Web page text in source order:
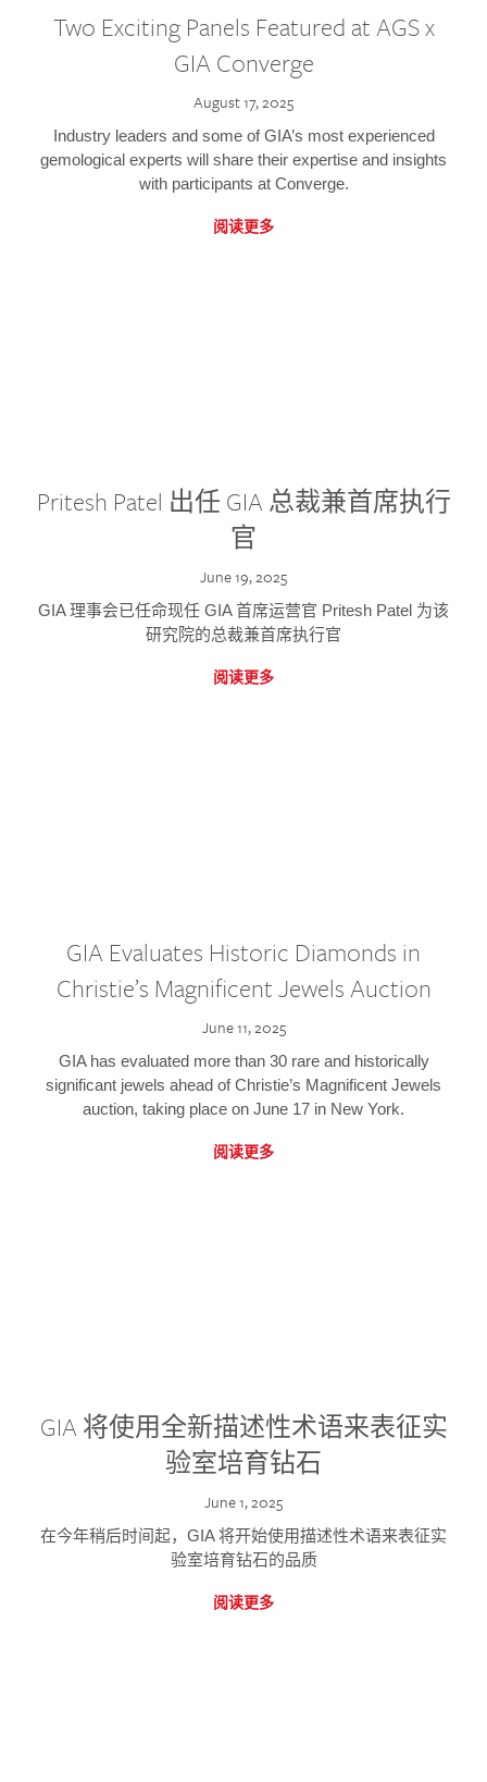
Two Exciting Panels Featured at AGS x
GIA Converge
August 17, 2025
Industry leaders and some of GIA’s most experienced
gemological experts will share their expertise and insights
with participants at Converge.
阅读更多
Pritesh Patel 出任 GIA 总裁兼首席执行
官
June 19, 2025
GIA 理事会已任命现任 GIA 首席运营官 Pritesh Patel 为该
研究院的总裁兼首席执行官
阅读更多
GIA Evaluates Historic Diamonds in
Christie’s Magnificent Jewels Auction
June 11, 2025
GIA has evaluated more than 30 rare and historically
significant jewels ahead of Christie’s Magnificent Jewels
auction, taking place on June 17 in New York.
阅读更多
GIA 将使用全新描述性术语来表征实
验室培育钻石
June 1, 2025
在今年稍后时间起，GIA 将开始使用描述性术语来表征实
验室培育钻石的品质
阅读更多